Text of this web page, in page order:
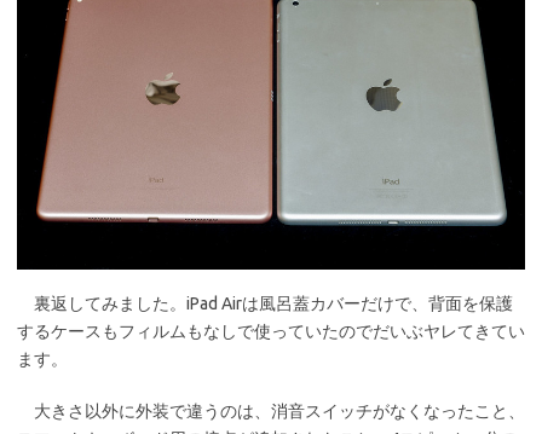
裏返してみました。iPad Airは風呂蓋カバーだけで、背面を保護
するケースもフィルムもなしで使っていたのでだいぶヤレてきてい
ます。
大きさ以外に外装で違うのは、消音スイッチがなくなったこと、